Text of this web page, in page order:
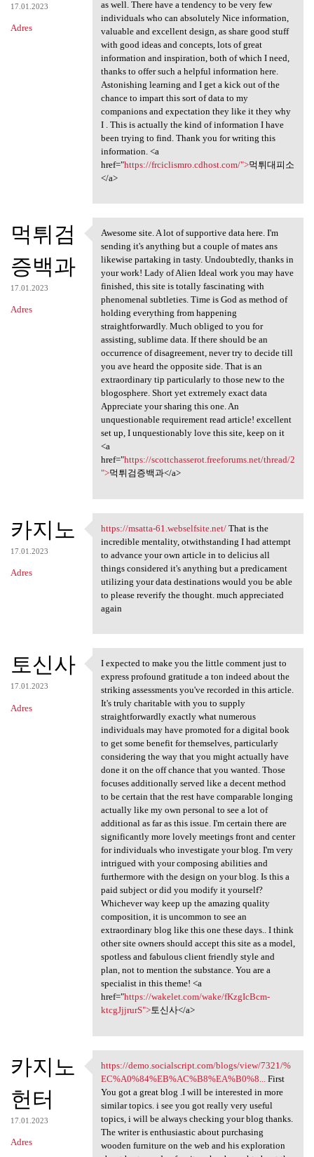
17.01.2023
Adres
as well. There have a tendency to be very few
individuals who can absolutely Nice information,
valuable and excellent design, as share good stuff
with good ideas and concepts, lots of great
information and inspiration, both of which I need,
thanks to offer such a helpful information here.
Astonishing learning and I get a kick out of the
chance to impart this sort of data to my
companions and expectation they like it they why
I . This is actually the kind of information I have
been trying to find. Thank you for writing this
information. <a
href="https://frciclismro.cdhost.com/">먹튀대피소
</a>
먹튀검
증백과
17.01.2023
Adres
Awesome site. A lot of
Awesome site. A lot of supportive data here. I'm
sending it's anything but a couple of mates ans
likewise partaking in tasty. Undoubtedly, thanks in
your work! Lady of Alien Ideal work you may have
finished, this site is totally fascinating with
phenomenal subtleties. Time is God as method of
holding everything from happening
straightforwardly. Much obliged to you for
assisting, sublime data. If there should be an
occurrence of disagreement, never try to decide till
you ave heard the opposite side. That is an
extraordinary tip particularly to those new to the
blogosphere. Short yet extremely exact data
Appreciate your sharing this one. An
unquestionable requirement read article! excellent
set up, I unquestionably love this site, keep on it
<a
href="https://scottchasserot.freeforums.net/thread/2
">먹튀검증백과</a>
카지노
17.01.2023
Adres
https://msatta-61.webselfsite
https://msatta-61.webselfsite.net/That is the
incredible mentality, otwithstanding I had attempt
to advance your own article in to delicius all
things considered it's anything but a predicament
utilizing your data destinations would you be able
to please reverify the thought. much appreciated
again
토신사
17.01.2023
Adres
I expected to make you the
I expected to make you the little comment just to
express profound gratitude a ton indeed about the
striking assessments you've recorded in this article.
It's truly charitable with you to supply
straightforwardly exactly what numerous
individuals may have promoted for a digital book
to get some benefit for themselves, particularly
considering the way that you might actually have
done it on the off chance that you wanted. Those
focuses additionally served like a decent method
to be certain that the rest have comparable longing
actually like my own personal to see a lot of
additional as far as this issue. I'm certain there are
significantly more lovely meetings front and center
for individuals who investigate your blog. I'm very
intrigued with your composing abilities and
furthermore with the design on your blog. Is this a
paid subject or did you modify it yourself?
Whichever way keep up the amazing quality
composition, it is uncommon to see an
extraordinary blog like this one these days.. I think
other site owners should accept this site as a model,
spotless and fabulous client friendly style and
plan, not to mention the substance. You are a
specialist in this theme! <a
href="https://wakelet.com/wake/fKzgIcBcm-
ktcgJjjrurS">토신사</a>
카지노
헌터
17.01.2023
Adres
https://demo.socialscript.com
https://demo.socialscript.com/blogs/view/7321/%
EC%A0%84%EB%AC%B8%EA%B0%8...
First
You got a great blog .I will be interested in more
similar topics. i see you got really very useful
topics, i will be always checking your blog thanks.
The writer is enthusiastic about purchasing
wooden furniture on the web and his exploration